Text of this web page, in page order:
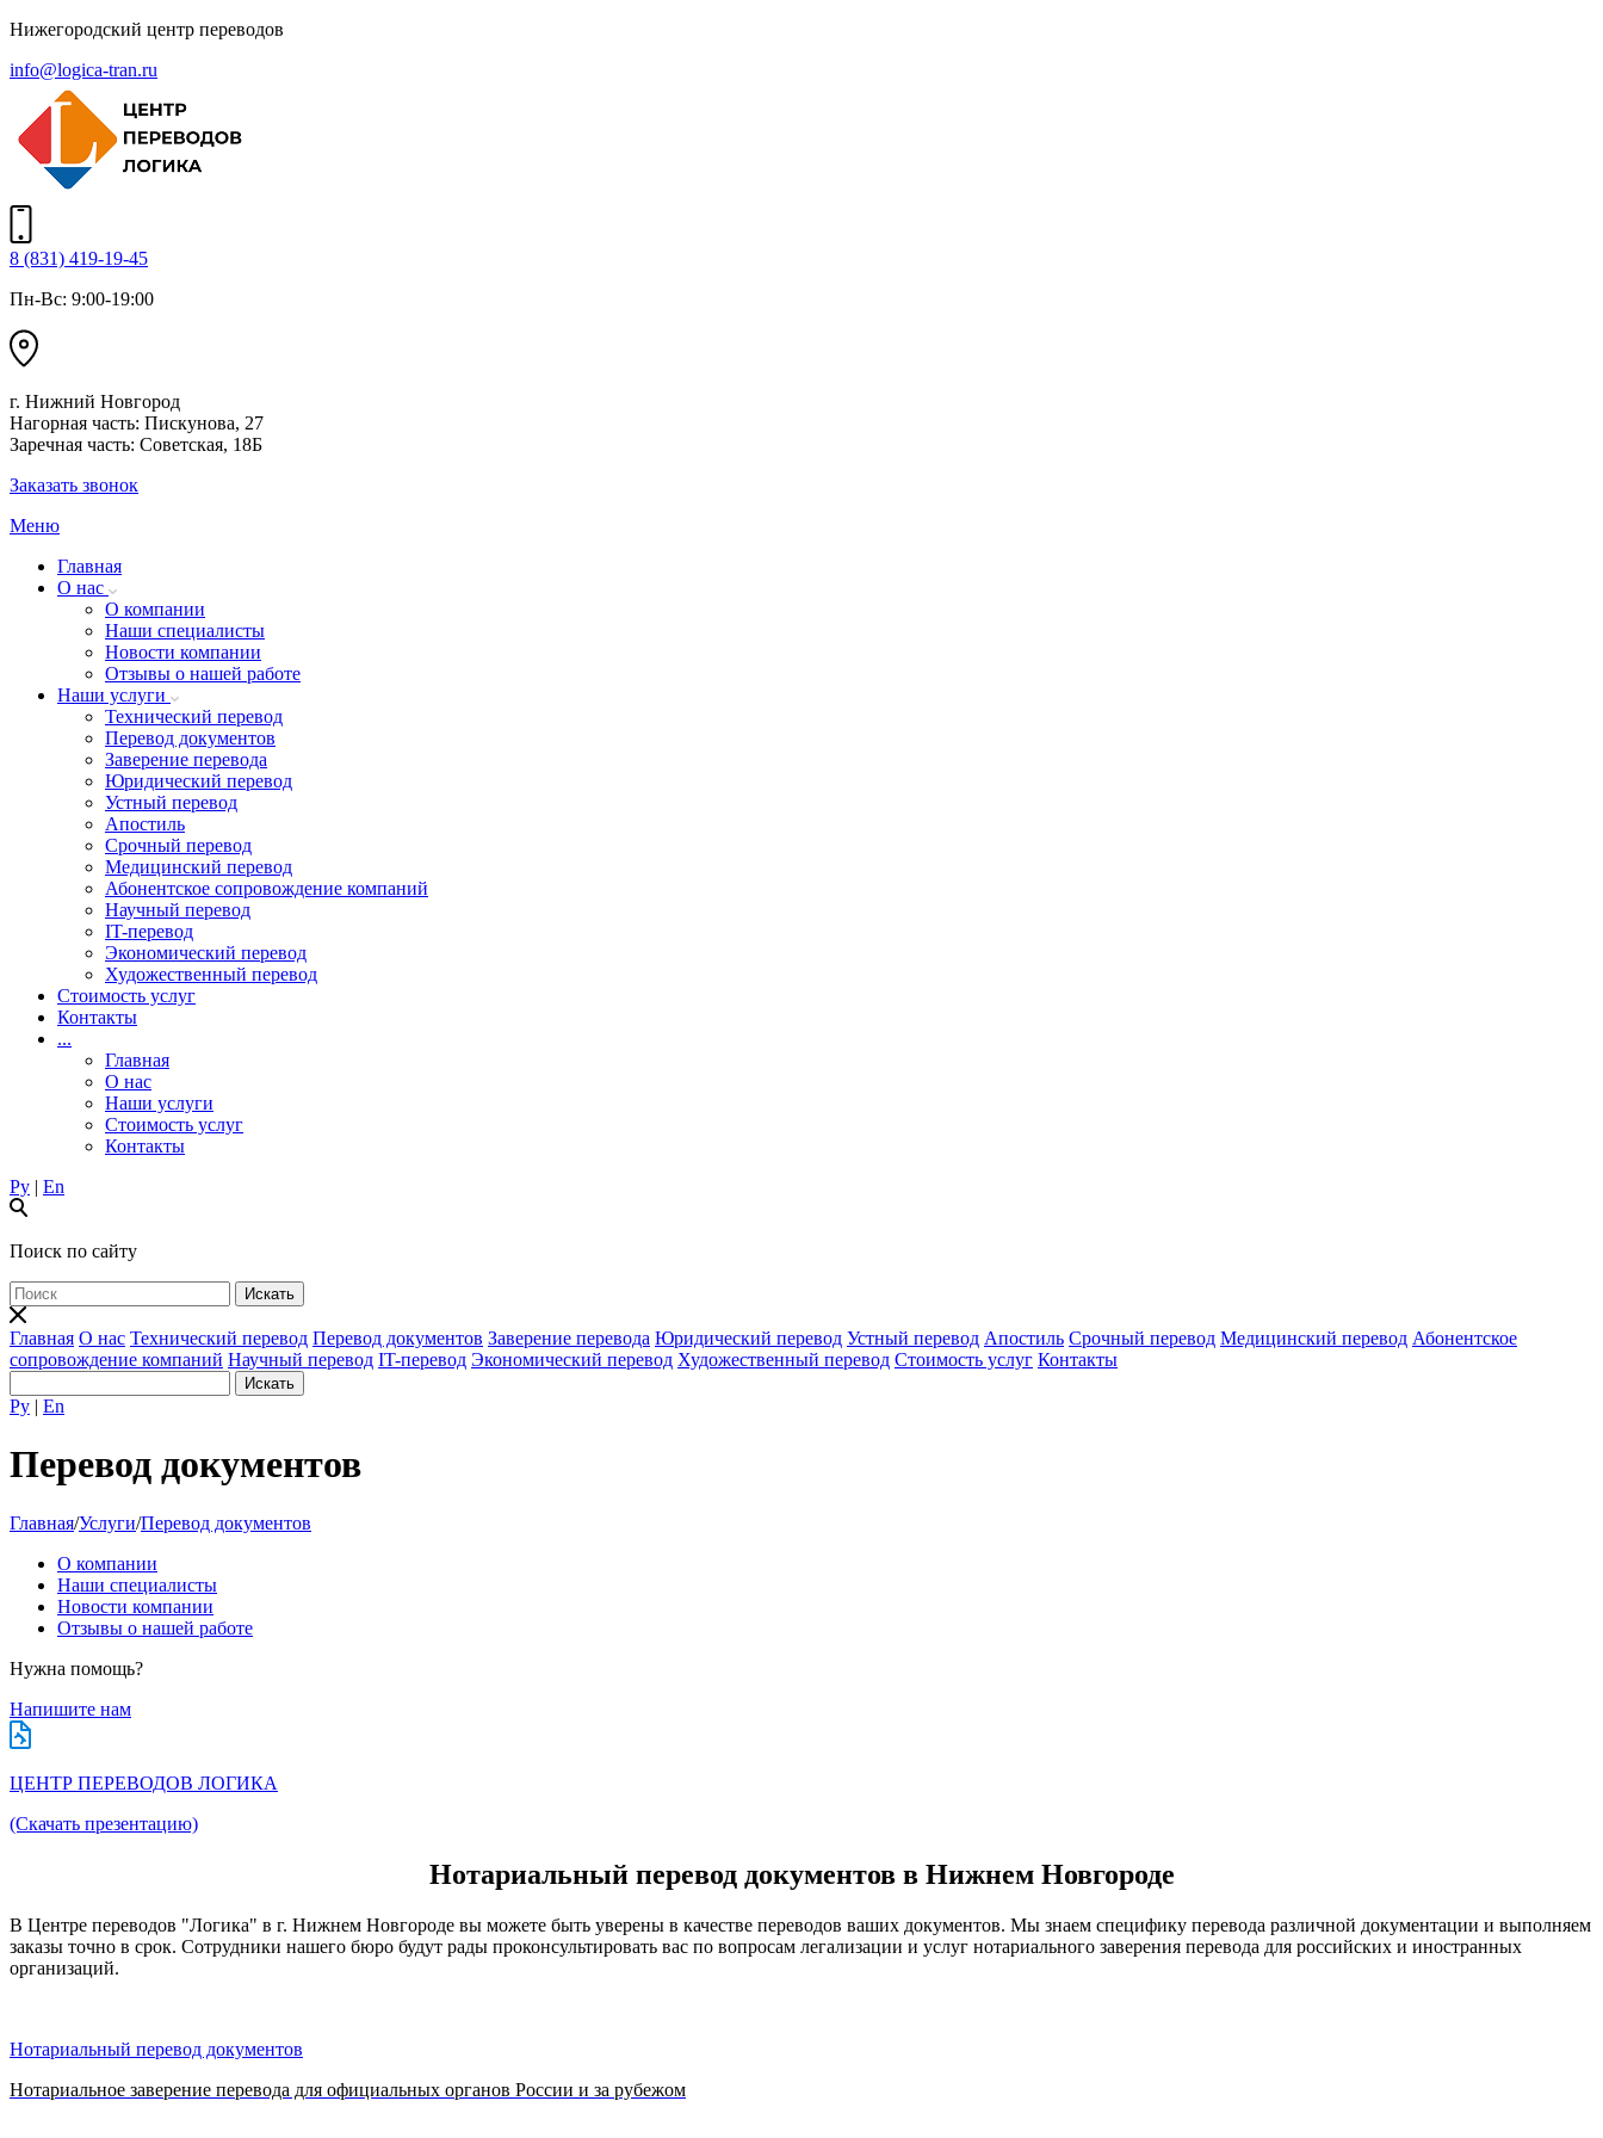
Нижегородский центр переводов
info@logica-tran.ru
8 (831) 419-19-45
Пн-Вс: 9:00-19:00
г. Нижний Новгород
Нагорная часть: Пискунова, 27
Заречная часть: Советская, 18Б
Заказать звонок
Меню
Главная
О нас
О компании
Наши специалисты
Новости компании
Отзывы о нашей работе
Наши услуги
Технический перевод
Перевод документов
Заверение перевода
Юридический перевод
Устный перевод
Апостиль
Срочный перевод
Медицинский перевод
Абонентское сопровождение компаний
Научный перевод
IT-перевод
Экономический перевод
Художественный перевод
Стоимость услуг
Контакты
...
Главная
О нас
Наши услуги
Стоимость услуг
Контакты
Ру | En
Поиск по сайту
Главная О нас Технический перевод Перевод документов Заверение перевода Юридический перевод Устный перевод Апостиль Срочный перевод Медицинский перевод Абонентское
сопровождение компаний Научный перевод IT-перевод Экономический перевод Художественный перевод Стоимость услуг Контакты
Ру | En
Перевод документов
Главная/Услуги/Перевод документов
О компании
Наши специалисты
Новости компании
Отзывы о нашей работе
Нужна помощь?
Напишите нам
ЦЕНТР ПЕРЕВОДОВ ЛОГИКА
(Скачать презентацию)
Нотариальный перевод документов в Нижнем Новгороде
В Центре переводов "Логика" в г. Нижнем Новгороде вы можете быть уверены в качестве переводов ваших документов. Мы знаем специфику перевода различной документации и выполняем
заказы точно в срок. Сотрудники нашего бюро будут рады проконсультировать вас по вопросам легализации и услуг нотариального заверения перевода для российских и иностранных
организаций.
Нотариальный перевод документов
Нотариальное заверение перевода для официальных органов России и за рубежом